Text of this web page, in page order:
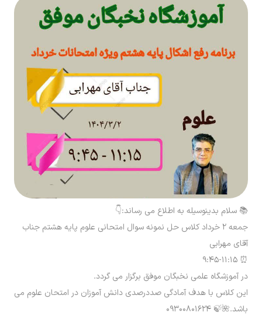
📚 سلام بدینوسیله به اطلاع می رساند:👇
جمعه ۲ خرداد کلاس حل نمونه سوال امتحانی علوم پایه هشتم جناب
آقای مهرابی
⏰ ۹:۴۵-۱۱:۱۵
در آموزشگاه علمی نخبگان موفق برگزار می گردد.
این کلاس با هدف آمادگی صددرصدی دانش آموزان در امتحان علوم می
باشد.🌺🍃 ۰۹۳۰۰۸۰۱۶۲۴